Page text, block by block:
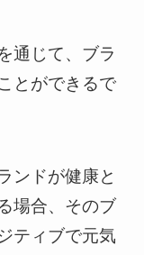
通じて、ブラ
とができるで
ンドが健康と
場合、そのブ
ティブで元気